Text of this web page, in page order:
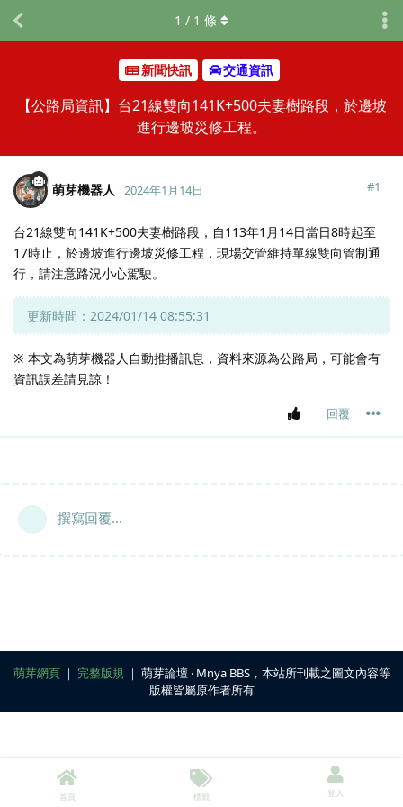
新聞快訊 交通資訊
【公路局資訊】台21線雙向141K+500夫妻樹路段，於邊坡
進行邊坡災修工程。
1 / 1 條
萌芽機器人 2024年1月14日 #1
台21線雙向141K+500夫妻樹路段，自113年1月14日當日8時起至
17時止，於邊坡進行邊坡災修工程，現場交管維持單線雙向管制通
行，請注意路況小心駕駛。
更新時間：2024/01/14 08:55:31
※ 本文為萌芽機器人自動推播訊息，資料來源為公路局，可能會有
資訊誤差請見諒！
回覆
撰寫回覆...
萌芽網頁｜ 完整版規 ｜ 萌芽論壇 ‧ Mnya BBS，本站所刊載之圖文內容等
版權皆屬原作者所有
首頁 標籤 登入